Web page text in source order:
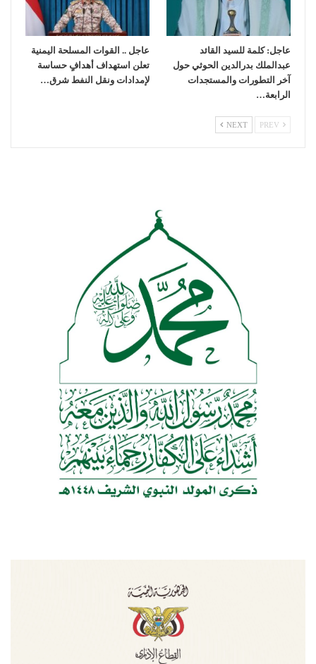
عاجل: كلمة للسيد القائد
عبدالملك بدرالدين الحوثي حول
آخر التطورات والمستجدات
الرابعة…
عاجل .. القوات المسلحة اليمنية
تعلن استهداف أهدافٍ حساسة
لإمدادات ونقل النفط شرق…
NEXT